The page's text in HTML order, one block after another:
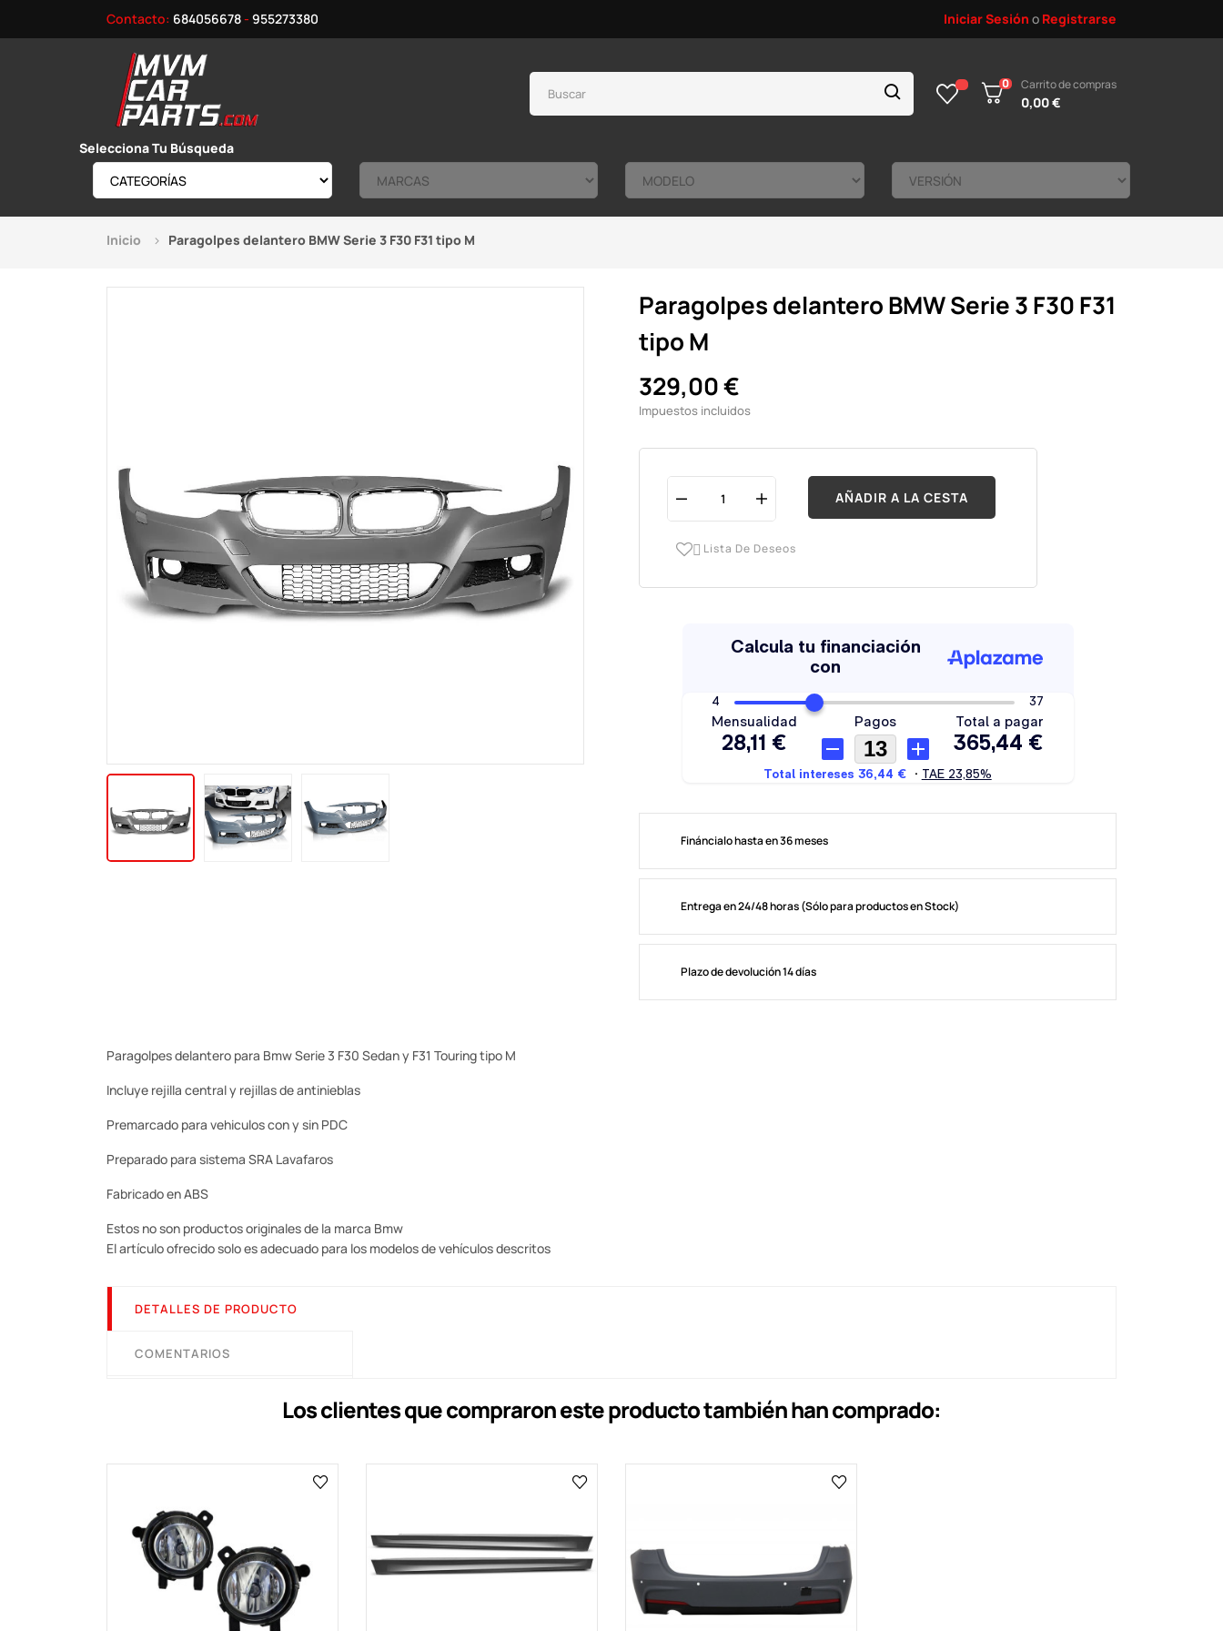
Contacto: 684056678- 955273380 Iniciar Sesión o Registrarse
0 Carrito de compras
0,00 €
Selecciona Tu Búsqueda
Inicio Paragolpes delantero BMW Serie 3 F30 F31 tipo M
Paragolpes delantero BMW Serie 3 F30 F31
tipo M
329,00 €
Impuestos incluidos
AÑADIR A LA CESTA
 Lista De Deseos
Fináncialo hasta en 36 meses
Entrega en 24/48 horas (Sólo para productos en Stock)
Plazo de devolución 14 días
Paragolpes delantero para Bmw Serie 3 F30 Sedan y F31 Touring tipo M
Incluye rejilla central y rejillas de antinieblas
Premarcado para vehiculos con y sin PDC
Preparado para sistema SRA Lavafaros
Fabricado en ABS
Estos no son productos originales de la marca Bmw
El artículo ofrecido solo es adecuado para los modelos de vehículos descritos
DETALLES DE PRODUCTO
COMENTARIOS
Los clientes que compraron este producto también han comprado: